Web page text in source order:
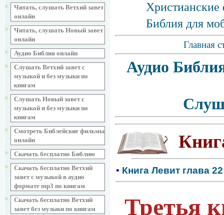
Читать, слушать Ветхий завет
онлайн
Читать, слушать Новый завет
онлайн
Аудио Библия онлайн
Слушать Ветхий завет с
музыкой и без музыки по
книгам
Слушать Новый завет с
музыкой и без музыки по
книгам
Смотреть Библейские фильмы
онлайн
Скачать бесплатно Библию
Скачать бесплатно Ветхий
завет с музыкой в аудио
формате mp3 по книгам
Скачать бесплатно Ветхий
завет без музыки по книгам
Христианские
Библия для
Главная
Аудио
• Книга Левит глава
Третья